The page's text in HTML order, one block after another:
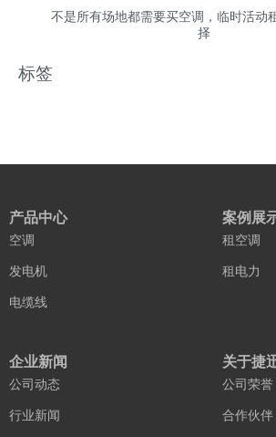
不是所有场地都需要买空调，临时活动
择
标签
产品中心
空调
发电机
电缆线
案例展
租空调
租电力
企业新闻
公司动态
行业新闻
关于捷
公司荣誉
合作伙伴